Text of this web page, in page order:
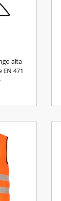
alta
471